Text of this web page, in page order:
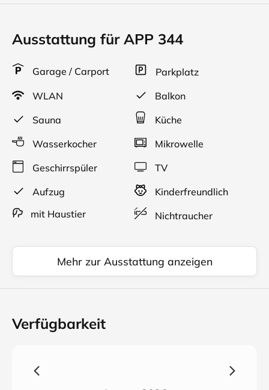
Ausstattung für APP 344
Garage / Carport
Parkplatz
WLAN
Balkon
Sauna
Küche
Wasserkocher
Mikrowelle
Geschirrspüler
TV
Aufzug
Kinderfreundlich
mit Haustier
Nichtraucher
Mehr zur Ausstattung anzeigen
Verfügbarkeit